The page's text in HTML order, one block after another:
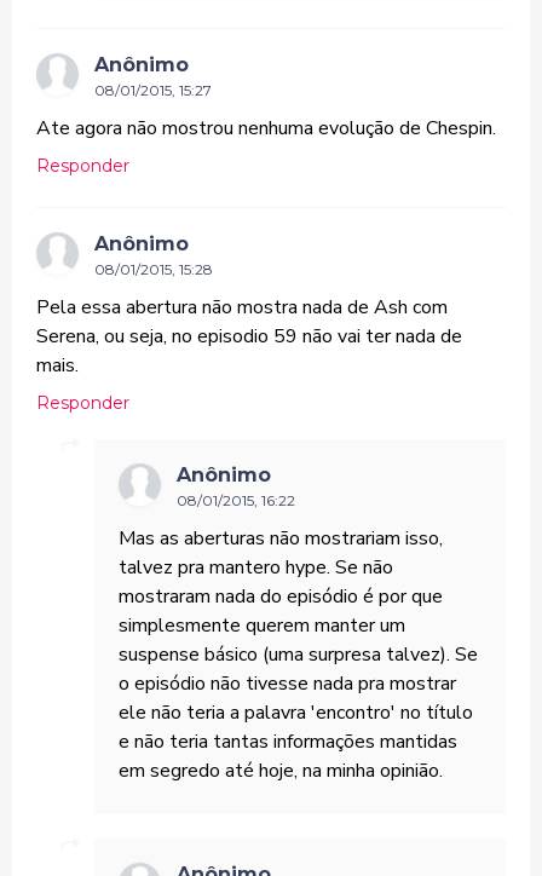
Anônimo
08/01/2015, 15:27
Ate agora não mostrou nenhuma evolução de Chespin.
Responder
Anônimo
08/01/2015, 15:28
Pela essa abertura não mostra nada de Ash com
Serena, ou seja, no episodio 59 não vai ter nada de
mais.
Responder
Anônimo
08/01/2015, 16:22
Mas as aberturas não mostrariam isso,
talvez pra mantero hype. Se não
mostraram nada do episódio é por que
simplesmente querem manter um
suspense básico (uma surpresa talvez). Se
o episódio não tivesse nada pra mostrar
ele não teria a palavra 'encontro' no título
e não teria tantas informações mantidas
em segredo até hoje, na minha opinião.